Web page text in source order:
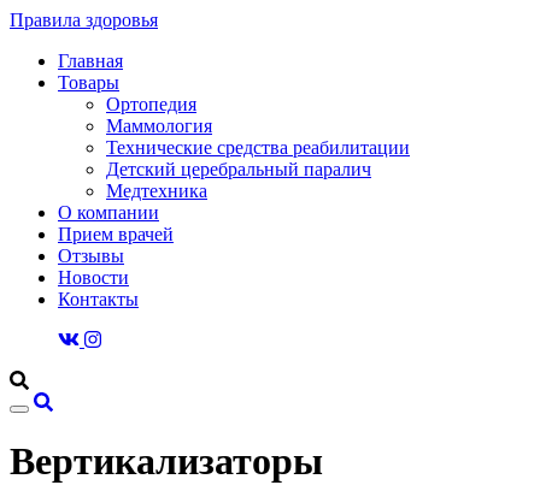
Правила здоровья
Главная
Товары
Ортопедия
Маммология
Технические средства реабилитации
Детский церебральный паралич
Медтехника
О компании
Прием врачей
Отзывы
Новости
Контакты
Вертикализаторы